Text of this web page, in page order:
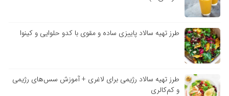
طرز تهیه سالاد پاییزی ساده و مقوی با کدو حلوایی و کینوا
طرز تهیه سالاد رژیمی برای لاغری + آموزش سس‌های رژیمی
و کم‌کالری